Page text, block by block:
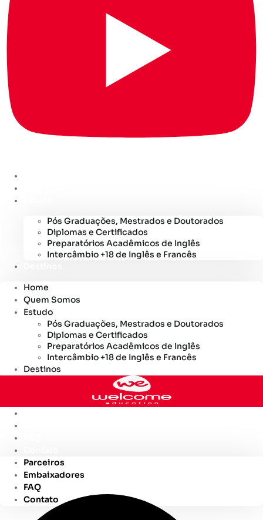
Pós Graduações, Mestrados e Doutorados
Diplomas e Certificados
Preparatórios Acadêmicos de Inglês
Intercâmbio +18 de Inglês e Francês
Home
Quem Somos
Estudo
Pós Graduações, Mestrados e Doutorados
Diplomas e Certificados
Preparatórios Acadêmicos de Inglês
Intercâmbio +18 de Inglês e Francês
Destinos
Parceiros
Embaixadores
FAQ
Contato